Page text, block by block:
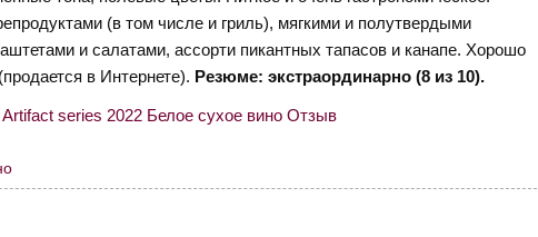
(в том числе и гриль), мягкими и полутвердыми
и салатами, ассорти пикантных тапасов и канапе. Хорошо
в Интернете). Резюме: экстраординарно (8 из 10).